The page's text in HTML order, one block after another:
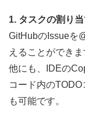
1. タスクの割り
GitHubのIssueを
えることができま
他にも、IDEの
コード内の
も可能です。